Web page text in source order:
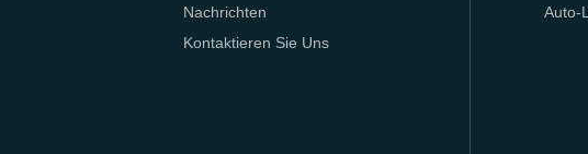
Nachrichten
Kontaktieren Sie Uns
Auto-